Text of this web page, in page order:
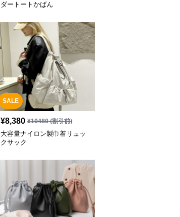
ダートートかばん
SALE
¥8,380 ¥10480(割引前)
大容量ナイロン製巾着リュッ
クサック